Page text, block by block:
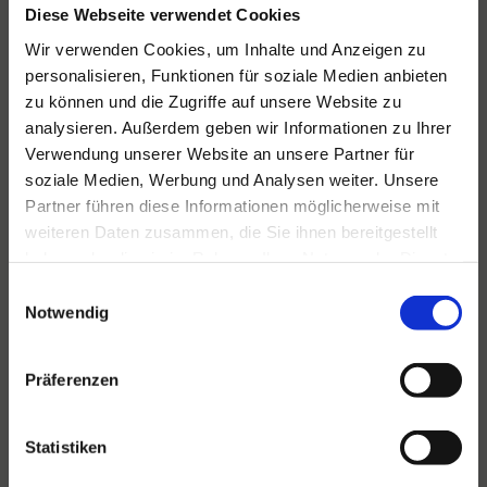
Diese Webseite verwendet Cookies
Wir verwenden Cookies, um Inhalte und Anzeigen zu
personalisieren, Funktionen für soziale Medien anbieten
zu können und die Zugriffe auf unsere Website zu
analysieren. Außerdem geben wir Informationen zu Ihrer
Verwendung unserer Website an unsere Partner für
soziale Medien, Werbung und Analysen weiter. Unsere
Partner führen diese Informationen möglicherweise mit
weiteren Daten zusammen, die Sie ihnen bereitgestellt
Notwendig
Präferenzen
Statistiken
Für alle Ihre Veranstaltungen
und Feste
Hansen Events ist Ihr Partner für
Veranstaltungen von groß bis klein.
Lesen Sie mehr